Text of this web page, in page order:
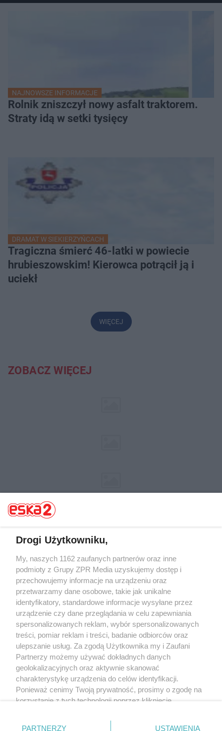
NAJNOWSZE INFORMACJE
Rolnik zniszczył nowy asfalt traktorem.
Straty idą w setki tysięcy
DRAMAT W SIEKIERZYŃCACH
Tragiczna śmierć 46-latki w powiecie
hrubieszowskim! Kierowca potrącił ją i
uciekł
WIĘCEJ
ZOBACZ WIĘCEJ
Żaden utwór zamieszczony w serwisie nie może być powielany i
rozpowszechniany lub dalej rozpowszechniany w jakikolwiek sposób (w
tym także elektroniczny lub mechaniczny) na jakimkolwiek polu
eksploatacji w jakiejkolwiek formie, włącznie z umieszczaniem w Internecie
bez pisemnej zgody właściciela praw. Jakiekolwiek użycie lub
wykorzystanie utworów w całości lub w części z naruszeniem prawa, tzn.
bez właściwej zgody, jest zabronione pod groźbą kary i może być ścigane
prawnie.
Informacje prawne
Nasze serwisy
Drogi Użytkowniku,
My, naszych 1162 zaufanych partnerów oraz inne
podmioty z Grupy ZPR Media uzyskujemy dostęp i
przechowujemy informacje na urządzeniu oraz
przetwarzamy dane osobowe, takie jak unikalne
identyfikatory, standardowe informacje wysyłane przez
urządzenie czy dane przeglądania w celu zapewniania
spersonalizowanych reklam, wybór spersonalizowanych
treści, pomiar reklam i treści, badanie odbiorców oraz
ulepszanie usług. Za zgodą Użytkownika my i Zaufani
Partnerzy możemy używać dokładnych danych
geolokalizacyjnych oraz aktywnie skanować
charakterystykę urządzenia do celów identyfikacji.
Ponieważ cenimy Twoją prywatność, prosimy o zgodę na
korzystanie z tych technologii poprzez kliknięcie
zmienić/wycofać klikając przycisk ustawień prywatności
PARTNERZY USTAWIENIA